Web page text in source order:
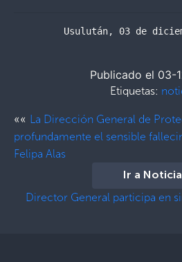
Usulután, 03 de
Publicado el 03-
Etiquetas:
«« La Dirección General de
profundamente el sensible
Felipa Alas
Ir a
Director General participa en